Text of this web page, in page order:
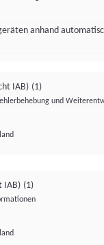
anhand
IAB) (1)
und
IAB) (1)